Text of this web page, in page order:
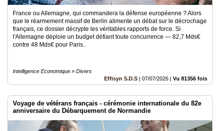
France ou Allemagne, qui commandera la défense européenne ? Alors
que le réarmement massif de Berlin alimente un débat sur le décrochage
français, ce dossier décrypte les véritables rapports de force. Si
l'Allemagne déploie un budget défiant toute concurrence — 82,7 Mds€
contre 48 Mds€ pour Paris..
Intelligence Economique » Divers
Effisyn S.D.S | 07/07/2026 | Vu 81356 fois
Voyage de vétérans français - cérémonie internationale du 82e
anniversaire du Débarquement de Normandie